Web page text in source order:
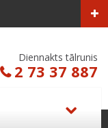
Diennakts tālrunis
2 73 37 887